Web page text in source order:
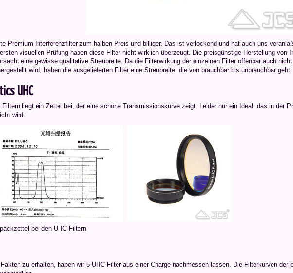
Premium-Interferenzfilter zum halben Preis und billiger. Das ist verlockend und hat auch uns
visuellen Prüfung haben diese Filter nicht wirklich überzeugt. Die preisgünstige Herstellung von
eine gewisse qualitative Streubreite. Da die Filterwirkung der einzelnen Filter offenbar auch
wird, haben die ausgelieferten Filter eine Streubreite, die von brauchbar bis unbrauchbar geht.
UHC
Filtern liegt ein Zettel bei, der eine schöne Transmissionskurve zeigt. Leider nur ein Ideal, das in der
wird.
bei den UHC-Filtern
Fakten zu erhalten, haben wir 5 UHC-Filter aus einer Charge nachmessen lassen. Die Filterkurven der